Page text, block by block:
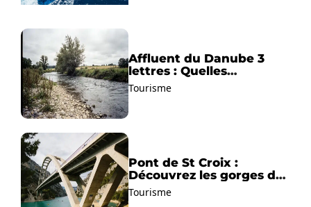
Affluent du Danube 3
lettres : Quelles
solutions trouver ?
Tourisme
Pont de St Croix :
Découvrez les gorges du
Verdon !
Tourisme